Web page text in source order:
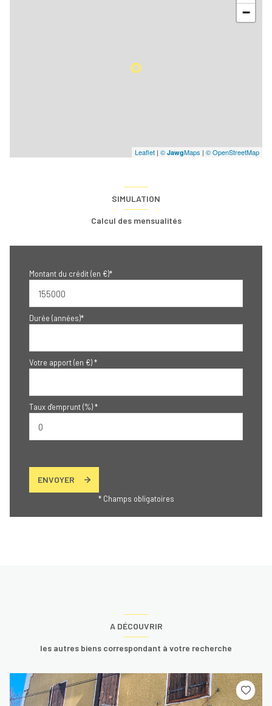
−
Leaflet | © JawgMaps | © OpenStreetMap
SIMULATION
Calcul des mensualités
Montant du crédit (en €)*
Durée (années)*
Votre apport (en €) *
Taux d'emprunt (%) *
ENVOYER
* Champs obligatoires
A DÉCOUVRIR
les autres biens correspondant à votre recherche